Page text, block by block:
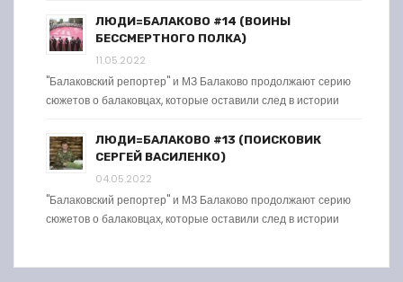
ЛЮДИ=БАЛАКОВО #14 (ВОИНЫ
БЕССМЕРТНОГО ПОЛКА)
11.05.2022
"Балаковский репортер" и МЗ Балаково продолжают серию
сюжетов о балаковцах, которые оставили след в истории
ЛЮДИ=БАЛАКОВО #13 (ПОИСКОВИК
СЕРГЕЙ ВАСИЛЕНКО)
04.05.2022
"Балаковский репортер" и МЗ Балаково продолжают серию
сюжетов о балаковцах, которые оставили след в истории